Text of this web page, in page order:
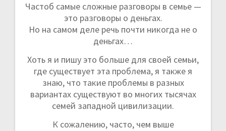
Частоб самые сложные разговоры в семье —
это разговоры о деньгах.
Но на самом деле речь почти никогда не о
деньгах…
Хоть я и пишу это больше для своей семьи,
где существует эта проблема, я также я
знаю, что такие проблемы в разных
вариантах существуют во многих тысячах
семей западной цивилизации.
К сожалению, часто, чем выше